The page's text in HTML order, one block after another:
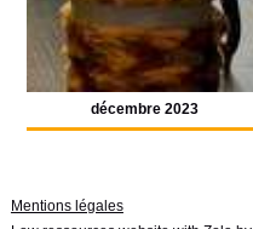
décembre 2023
Mentions légales